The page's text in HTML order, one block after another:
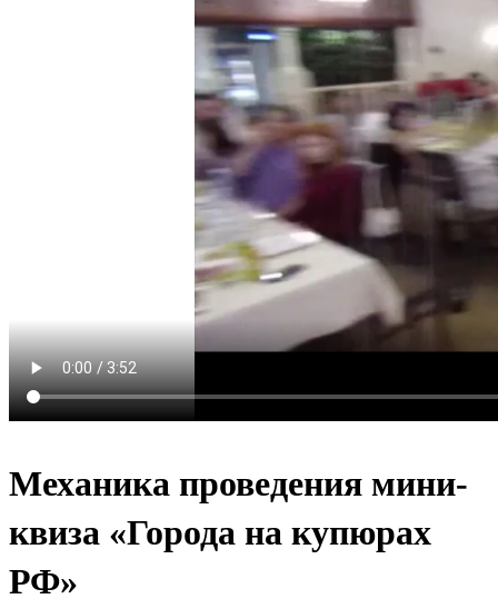
Механика проведения мини-
квиза «Города на купюрах
РФ»